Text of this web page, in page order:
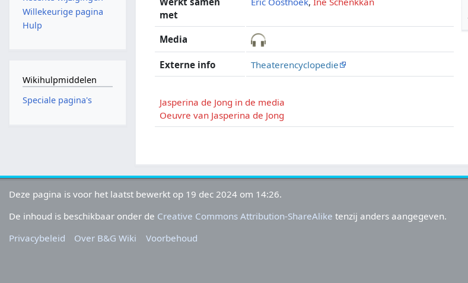
met
Media
Externe info Theaterencyclopedie
Jasperina de Jong in de media
Oeuvre van Jasperina de Jong
Willekeurige pagina
Hulp
Wikihulpmiddelen
Speciale pagina's
Deze pagina is voor het laatst bewerkt op 19 dec 2024 om 14:26.
De inhoud is beschikbaar onder de Creative Commons Attribution-ShareAlike tenzij anders aangegeven.
Privacybeleid
Over B&G Wiki Voorbehoud